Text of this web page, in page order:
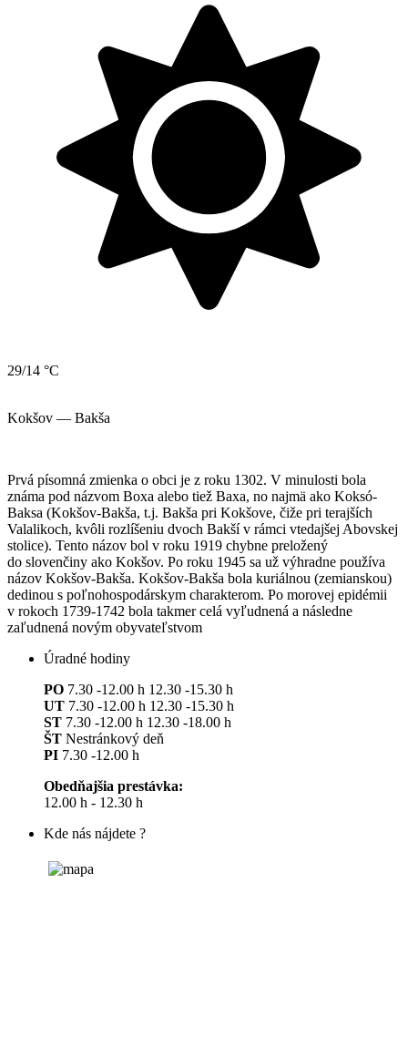
29/14 °C
Kokšov — Bakša
Prvá písomná zmienka o obci je z roku 1302. V minulosti bola
známa pod názvom Boxa alebo tiež Baxa, no najmä ako Koksó-
Baksa (Kokšov-Bakša, t.j. Bakša pri Kokšove, čiže pri terajších
Valalikoch, kvôli rozlíšeniu dvoch Bakší v rámci vtedajšej Abovskej
stolice). Tento názov bol v roku 1919 chybne preložený
do slovenčiny ako Kokšov. Po roku 1945 sa už výhradne používa
názov Kokšov-Bakša. Kokšov-Bakša bola kuriálnou (zemianskou)
dedinou s poľnohospodárskym charakterom. Po morovej epidémii
v rokoch 1739-1742 bola takmer celá vyľudnená a následne
zaľudnená novým obyvateľstvom
Úradné hodiny
PO 7.30 -12.00 h 12.30 -15.30 h
UT 7.30 -12.00 h 12.30 -15.30 h
ST 7.30 -12.00 h 12.30 -18.00 h
ŠT Nestránkový deň
PI 7.30 -12.00 h
Obedňajšia prestávka:
12.00 h - 12.30 h
Kde nás nájdete ?